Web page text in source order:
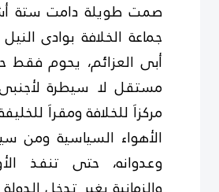
صمت طويلة دامت ستة
جماعة الخلافة بوادى
أبى العزائم، يحوم فقط
مستقل لا سيطرة
مركزاَ للخلافة ومقراَ
الأهواء السياسية ومن
وعدوانه، حتى تنفذ